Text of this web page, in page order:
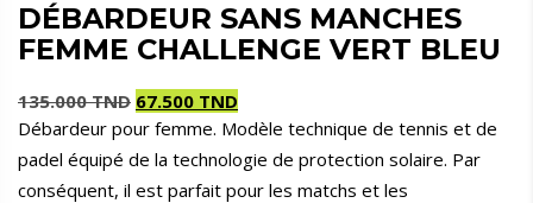
DÉBARDEUR SANS MANCHES
FEMME CHALLENGE VERT BLEU
135.000TND
Le
prix
initial
67.500 TND
Le
prix
actuel
Débardeur pour femme. Modèle technique de tennis et de
padel équipé de la technologie de protection solaire. Par
conséquent, il est parfait pour les matchs et les